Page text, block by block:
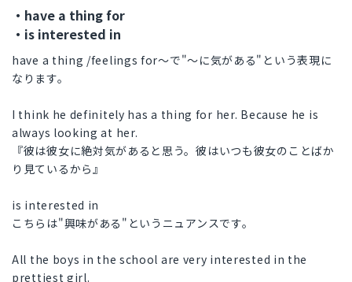
・have a thing for
・is interested in
have a thing /feelings for～で"〜に気がある"という表現に
なります。
I think he definitely has a thing for her. Because he is
always looking at her.
『彼は彼女に絶対気があると思う。彼はいつも彼女のことばか
り見ているから』
is interested in
こちらは"興味がある"というニュアンスです。
All the boys in the school are very interested in the
prettiest girl.